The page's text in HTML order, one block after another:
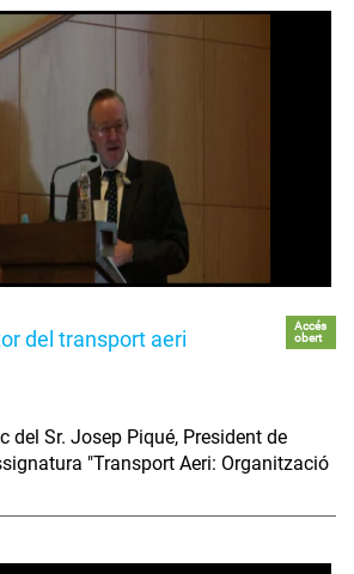
del transport aeri
Accés
obert
del Sr. Josep Piqué, President de
"Transport Aeri: Organització